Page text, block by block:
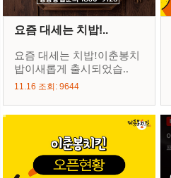
요즘 대세는 치밥!..
요즘 대세는 치밥!이춘봉치
밥이새롭게 출시되었습..
11.16 조회: 9644